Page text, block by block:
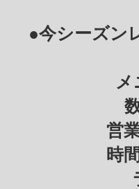
●今シーズン
メ
営
時